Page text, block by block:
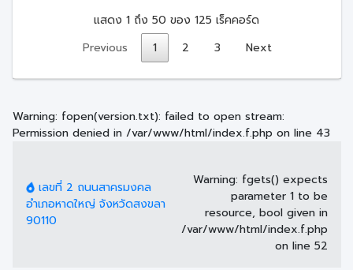
แสดง 1 ถึง 50 ของ 125 เร็คคอร์ด
Previous
1 2 3 Next
Warning: fopen(version.txt): failed to open stream:
Permission denied in /var/www/html/index.f.php on line 43
เลขที่ 2 ถนนสาครมงคล
อำเภอหาดใหญ่ จังหวัดสงขลา
90110
Warning: fgets() expects
parameter 1 to be
resource, bool given in
/var/www/html/index.f.php
on line 52